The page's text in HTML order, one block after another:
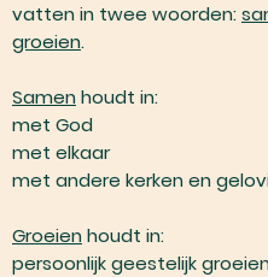
vatten in twee woorden:
groeien.
Samenhoudt in:
met God
met elkaar
met andere kerken en
Groeienhoudt in:
persoonlijk geestelijk